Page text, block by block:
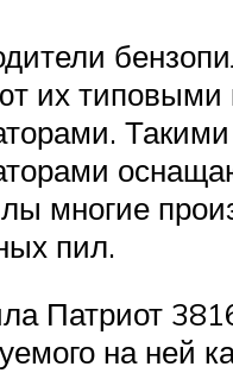
их типовыми
Такими
многие
пил.
Патриот
на ней